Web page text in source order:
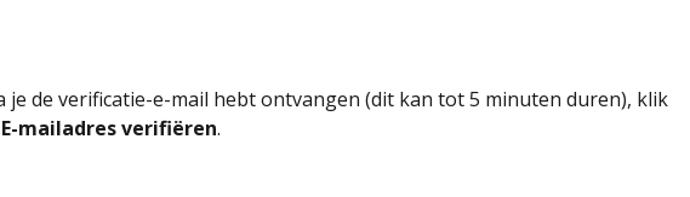
je de verificatie-e-mail hebt ontvangen (dit kan tot 5 minuten duren), klik
E-mailadres verifiëren.